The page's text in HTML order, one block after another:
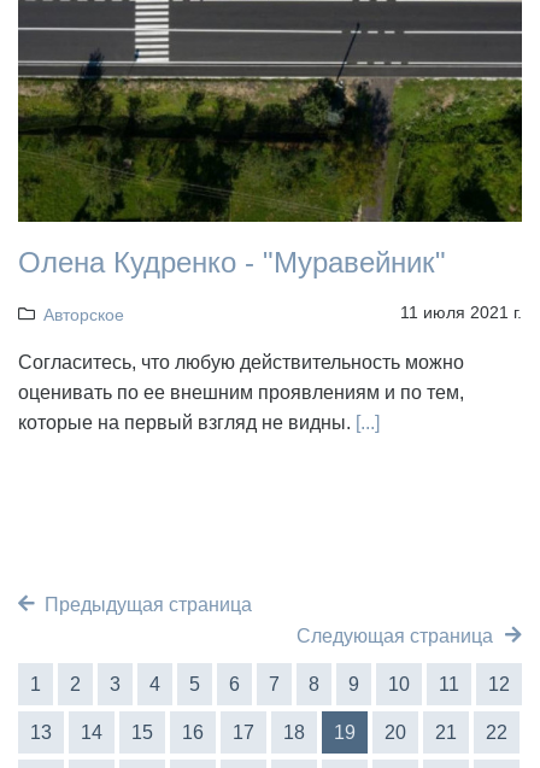
Олена Кудренко - "Муравейник"
Авторское 11 июля 2021 г.
Согласитесь, что любую действительность можно
оценивать по ее внешним проявлениям и по тем,
которые на первый взгляд не видны. [...]
Предыдущая страница
Следующая страница
1 2 3 4 5 6 7 8 9 10 11 12
13 14 15 16 17 18 19 20 21 22